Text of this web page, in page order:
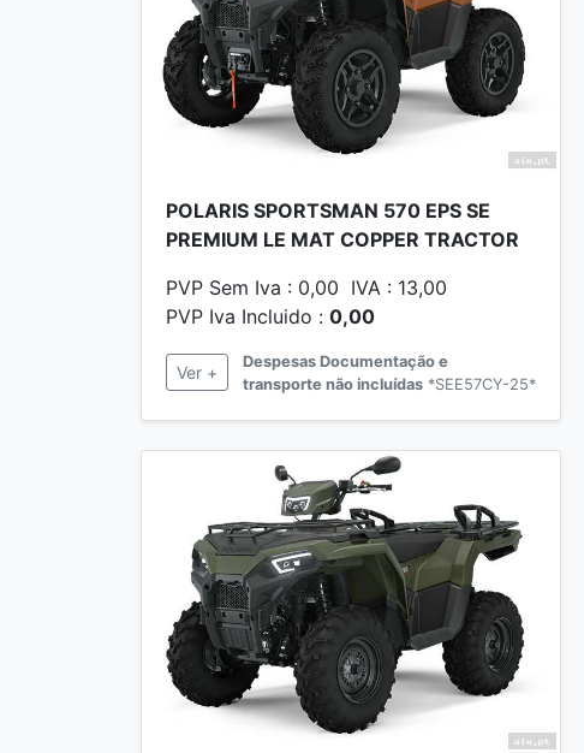
POLARIS SPORTSMAN 570 EPS SE
PREMIUM LE MAT COPPER TRACTOR
PVP Sem Iva : 0,00 IVA : 13,00
PVP Iva Incluido : 0,00
Ver +
Despesas Documentação e
transporte não incluídas *SEE57CY-25*